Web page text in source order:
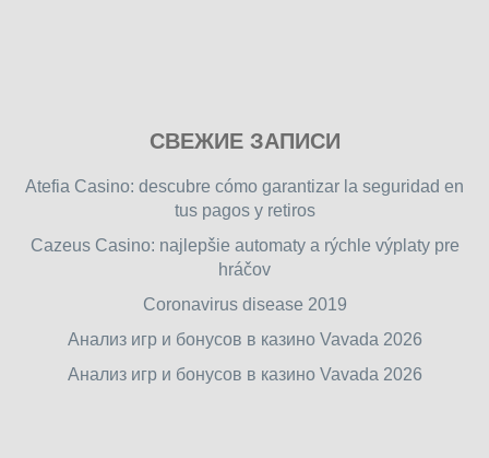
free
games
games.
СВЕЖИЕ ЗАПИСИ
Atefia Casino: descubre cómo garantizar la seguridad en
tus pagos y retiros
Cazeus Casino: najlepšie automaty a rýchle výplaty pre
hráčov
Coronavirus disease 2019
Анализ игр и бонусов в казино Vavada 2026
Анализ игр и бонусов в казино Vavada 2026